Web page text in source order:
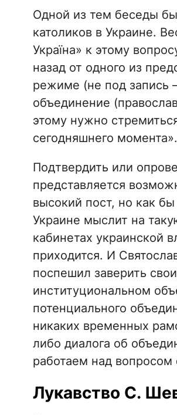
Одной из тем беседы
католиков в Украине.
Україна» к этому
назад от одного из
режиме (не под запись
объединение
этому нужно
сегодняшнего момента».
Подтвердить или
представляется
высокий пост, но как
Украине мыслит на
кабинетах украинской
приходится. И
поспешил заверить
институциональном
потенциального
никаких временных
либо диалога об
работаем над вопросом
Лукавство С.